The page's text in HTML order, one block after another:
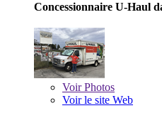
Concessionnaire U-Haul
VoirPhotos
Voir le site Web